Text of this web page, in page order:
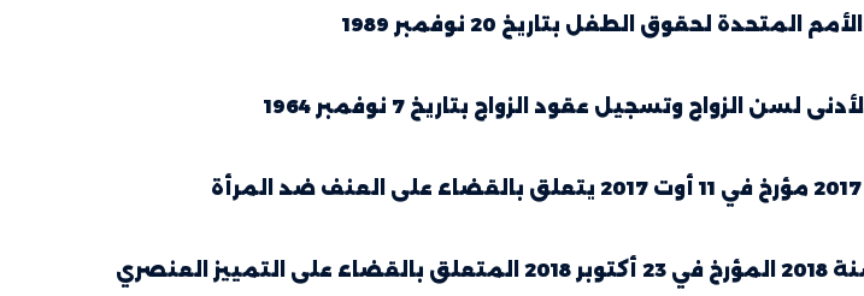
لحقوق الطفل بتاريخ 20 نوفمبر 1989
لسن الزواج وتسجيل عقود الزواج بتاريخ 7 نوفمبر 1964